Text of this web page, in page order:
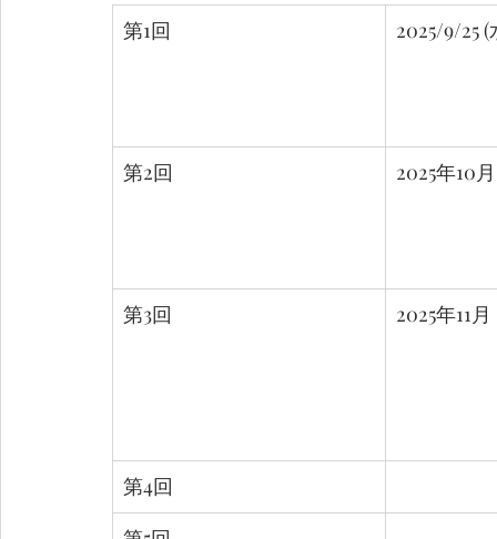
第1回 2025/9/25 (
第2回 2025年10
第3回 2025年11
第4回